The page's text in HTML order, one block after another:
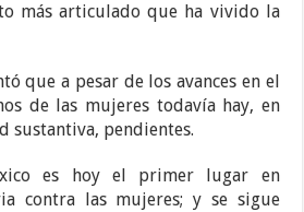
más articulado que ha vivido la
que a pesar de los avances en el
de las mujeres todavía hay, en
sustantiva, pendientes.
es hoy el primer lugar en
contra las mujeres; y se sigue